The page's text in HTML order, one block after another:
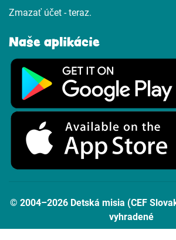
Zmazať účet - teraz.
Naše aplikácie
© 2004–2026 Detská misia (CEF
vyhradené